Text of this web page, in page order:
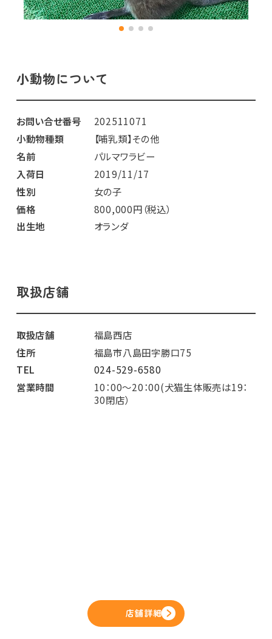
小動物について
お問い合せ番号
202511071
小動物種類
【哺乳類】その他
名前
パルマワラビー
入荷日
2019/11/17
性別
女の子
価格
800,000円（税込）
出生地
オランダ
取扱店舗
取扱店舗
福島西店
住所
福島市八島田字勝口75
TEL
024-529-6580
営業時間
10：00～20：00(犬猫生体販売は19：
30閉店）
店舗詳細